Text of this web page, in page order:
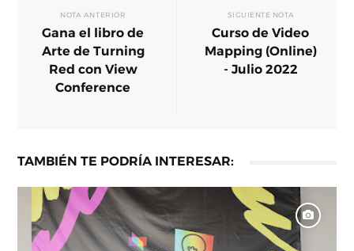
NOTA ANTERIOR
Gana el libro de
Arte de Turning
Red con View
Conference
SIGUIENTE NOTA
Curso de Video
Mapping (Online)
- Julio 2022
TAMBIÉN TE PODRÍA INTERESAR: